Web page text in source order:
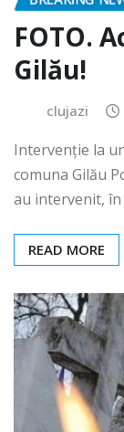
FOTO.
Gilău!
clujazi
Intervenție la
comuna Gilău
au intervenit,
READ MORE